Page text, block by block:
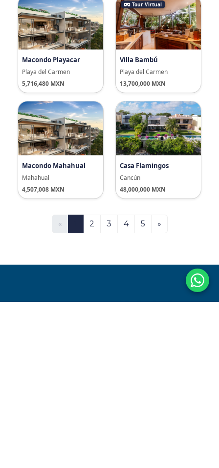
Macondo Playacar
Playa del Carmen
5,716,480 MXN
Tour Virtual
Villa Bambú
Playa del Carmen
13,700,000 MXN
Macondo Mahahual
Mahahual
4,507,008 MXN
Casa Flamingos
Cancún
48,000,000 MXN
« 2 3 4 5 »